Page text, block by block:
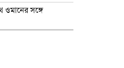
সঙ্গে